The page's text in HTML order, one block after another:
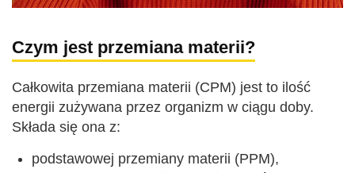
Czym jest przemiana materii?
Całkowita przemiana materii (CPM) jest to ilość
energii zużywana przez organizm w ciągu doby.
Składa się ona z:
podstawowej przemiany materii (PPM),